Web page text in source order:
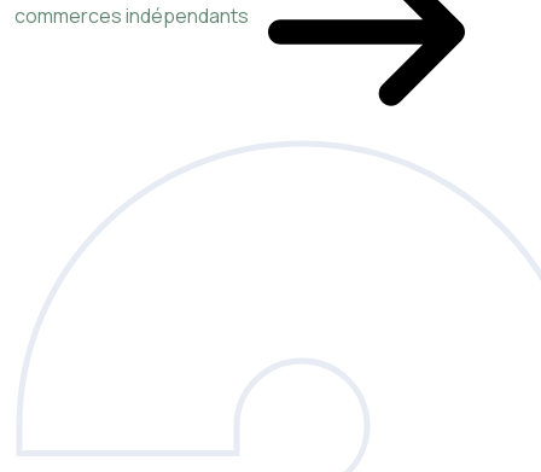
commerces indépendants